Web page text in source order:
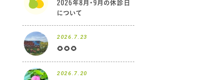
2026年8月・9月の休診日
について
2026.7.23
🌻🌻🌻
2026.7.20